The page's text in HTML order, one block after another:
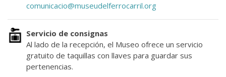
comunicacio@museudelferrocarril.org
Servicio de consignas
Al lado de la recepción, el Museo ofrece un servicio
gratuito de taquillas con llaves para guardar sus
pertenencias.